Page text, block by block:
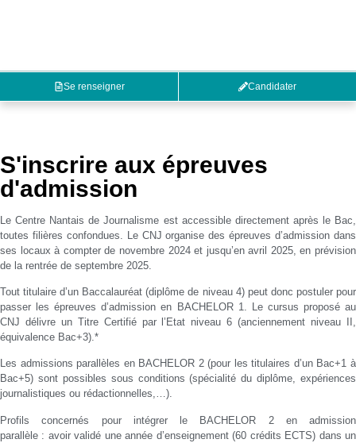
Candidater
Se renseigner
S'inscrire aux épreuves
d'admission
Le Centre Nantais de Journalisme est accessible directement après le Bac,
toutes filières confondues. Le CNJ organise des épreuves d’admission dans
ses locaux à compter de novembre 2024 et jusqu’en avril 2025, en prévision
de la rentrée de septembre 2025.
Tout titulaire d’un Baccalauréat (diplôme de niveau 4) peut donc postuler pour
passer les épreuves d’admission en BACHELOR 1. Le cursus proposé au
CNJ délivre un Titre Certifié par l’Etat niveau 6 (anciennement niveau II,
équivalence Bac+3).*
Les admissions parallèles en BACHELOR 2(pour les titulaires d’un Bac+1 à
Bac+5) sont possibles sous conditions (spécialité du diplôme, expériences
journalistiques ou rédactionnelles,…).
Profils concernés pour intégrer le BACHELOR 2 en admission
parallèle : avoir validé une année d’enseignement (60 crédits ECTS) dans un